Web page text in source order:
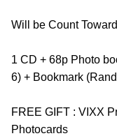
Will be Count
1 CD + 68p Photo
6) + Bookmark
FREE GIFT : VIXX
Photocards